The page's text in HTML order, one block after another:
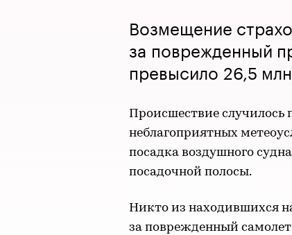
Возмещение
за поврежденный
превысило 26,5
Происшествие случилось
неблагоприятных
посадка воздушного
посадочной полосы.
Никто из находившихся
за поврежденный